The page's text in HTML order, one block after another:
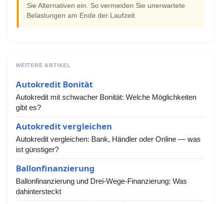
Sie Alternativen ein. So vermeiden Sie unerwartete
Belastungen am Ende der Laufzeit.
WEITERE ARTIKEL
Autokredit Bonität
Autokredit mit schwacher Bonität: Welche Möglichkeiten
gibt es?
Autokredit vergleichen
Autokredit vergleichen: Bank, Händler oder Online — was
ist günstiger?
Ballonfinanzierung
Ballonfinanzierung und Drei-Wege-Finanzierung: Was
dahintersteckt